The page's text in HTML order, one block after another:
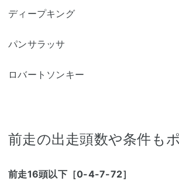
ディープキング
パンサラッサ
ロバートソンキー
前走の出走頭数や条件も
前走16頭以下［0-4-7-72］